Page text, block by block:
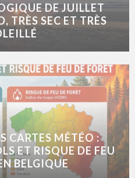
DE JUILLET
TRÈS SEC ET TRÈS
CARTES MÉTÉO :
ET RISQUE DE FEU
BELGIQUE